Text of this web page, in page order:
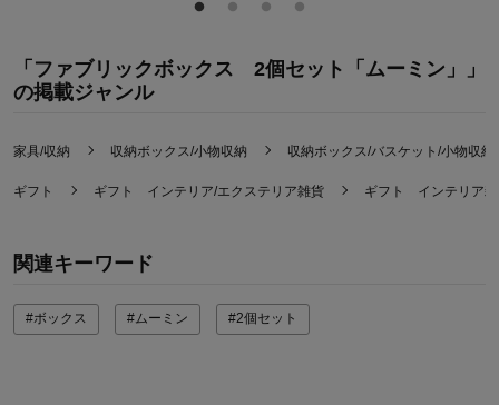
「ファブリックボックス 2個セット「ムーミン」」
の掲載ジャンル
家具/収納 収納ボックス/小物収納 収納ボックス/バスケット/小物収納
ギフト ギフト インテリア/エクステリア雑貨 ギフト インテリア雑
関連キーワード
#ボックス #ムーミン #2個セット